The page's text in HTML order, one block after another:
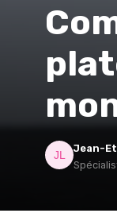
Jean-